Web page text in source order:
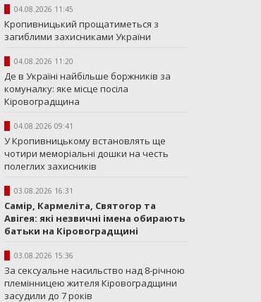
04.08.2026 11:45
Кропивницький прощатиметься з
загиблими захисниками України
04.08.2026 11:20
Де в Україні найбільше боржників за
комуналку: яке місце посіла
Кіровоградщина
04.08.2026 09:41
У Кропивницькому встановлять ще
чотири меморіальні дошки на честь
полеглих захисників
03.08.2026 16:31
Самір, Кармеліта, Святогор та
Авігея: які незвичні імена обирають
батьки на Кіровоградщині
03.08.2026 15:36
За сексуальне насильство над 8-річною
племінницею жителя Кіровоградщини
засудили до 7 років